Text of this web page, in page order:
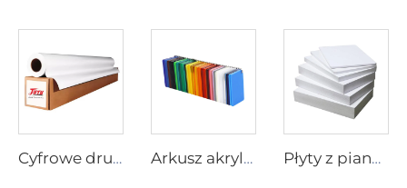
Cyfrowe drukowanie winylu Arkusz akrylowy Płyty z pianki PVC